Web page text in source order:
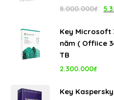
8.000.000₫
là:
Key Microsoft
năm ( Offiice
TB
2.300.000₫
Key